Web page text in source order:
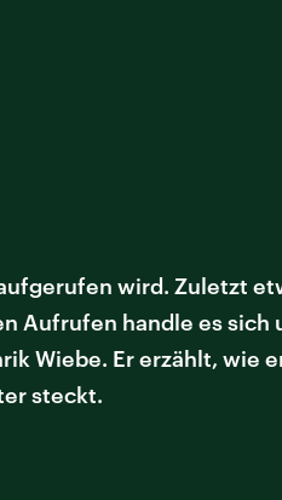
wird. Zuletzt
Aufrufen handle es sich
Wiebe. Er erzählt, wie
steckt.